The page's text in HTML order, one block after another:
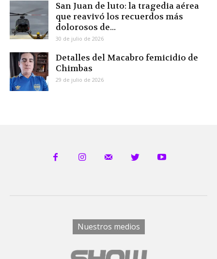
San Juan de luto: la tragedia aérea
que reavivó los recuerdos más
dolorosos de...
30 de julio de 2026
Detalles del Macabro femicidio de
Chimbas
29 de julio de 2026
Nuestros medios